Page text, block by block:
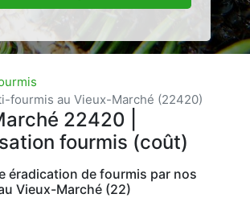
fourmis au Vieux-Marché (22420)
22420 |
fourmis (coût)
éradication de fourmis par nos
Vieux-Marché (22)